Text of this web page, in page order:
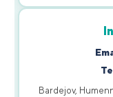
Bardejov,